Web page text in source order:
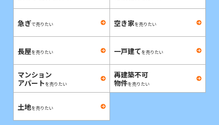
急ぎで売りたい 空き家を売りたい
長屋を売りたい 一戸建てを売りたい
マンション
アパートを売りたい
再建築不可
物件を売りたい
土地を売りたい